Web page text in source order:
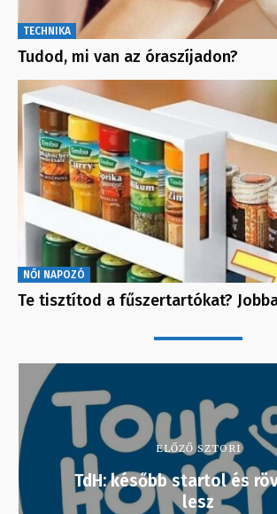
TECHNIKA
Tudod, mi van az óraszíjadon?
NŐI NAPOZÓ
Te tisztítod a fűszertartókat?
ELŐZŐ SZTORI
TdH: később startol és
lesz